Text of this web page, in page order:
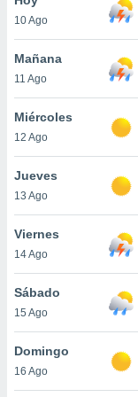
en
más
nuestra
de
cookies
aceptar
10 Ago
Mañana
11 Ago
Miércoles
12 Ago
Jueves
13 Ago
Viernes
14 Ago
Sábado
15 Ago
Domingo
16 Ago